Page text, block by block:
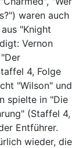
waren auch
"Knight
Vernon
4, Folge
"Wilson" und
spielte in "Die
(Staffel 4,
Entführer.
wieder, die